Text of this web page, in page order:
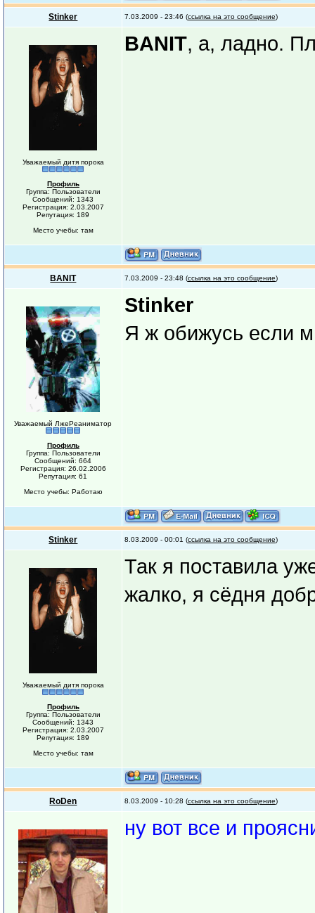
Stinker 7.03.2009 - 23:46 (ссылка на это сообщение)
Уважаемый дитя порока
Профиль
Группа: Пользователи
Сообщений: 1343
Регистрация: 2.03.2007
Репутация: 189
Место учебы: там
BANIT, а, ладно.
BANIT 7.03.2009 - 23:48 (ссылка на это сообщение)
Уважаемый ЛжеРеаниматор
Профиль
Группа: Пользователи
Сообщений: 664
Регистрация: 26.02.2006
Репутация: 61
Место учебы: Работаю
Stinker
Я ж обижусь если
Stinker 8.03.2009 - 00:01 (ссылка на это сообщение)
Уважаемый дитя порока
Профиль
Группа: Пользователи
Сообщений: 1343
Регистрация: 2.03.2007
Репутация: 189
Место учебы: там
Так я поставила
жалко, я сёдня
RoDen 8.03.2009 - 10:28 (ссылка на это сообщение)
ну вот все и